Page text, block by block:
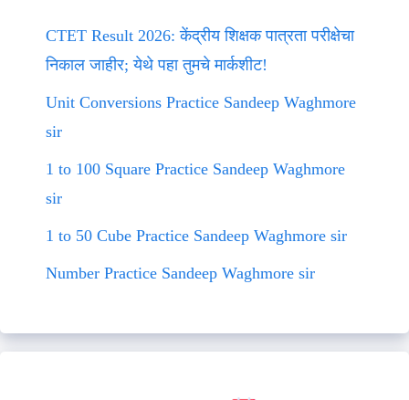
CTET Result 2026: केंद्रीय शिक्षक पात्रता परीक्षेचा
निकाल जाहीर; येथे पहा तुमचे मार्कशीट!
Unit Conversions Practice Sandeep Waghmore
sir
1 to 100 Square Practice Sandeep Waghmore
sir
1 to 50 Cube Practice Sandeep Waghmore sir
Number Practice Sandeep Waghmore sir